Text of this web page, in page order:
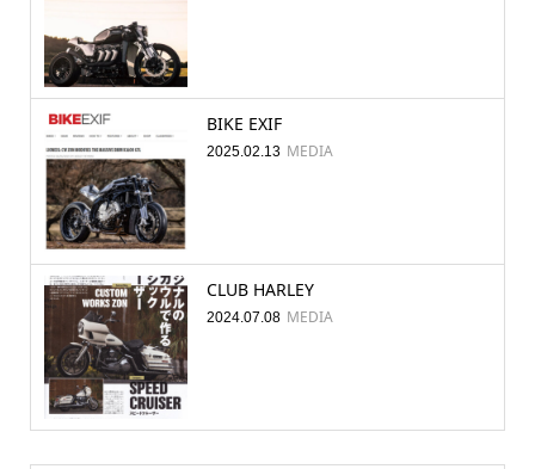
BIKE EXIF
2025.02.13 MEDIA
CLUB HARLEY
2024.07.08 MEDIA